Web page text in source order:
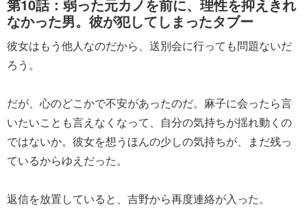
第10話：弱った元カノを前に、理性を抑えきれ
なかった男。彼が犯してしまったタブー
彼女はもう他人なのだから、送別会に行っても問題ないだ
ろう。
だが、心のどこかで不安があったのだ。麻子に会ったら言
いたいことも言えなくなって、自分の気持ちが揺れ動くの
ではないか。彼女を想うほんの少しの気持ちが、まだ残っ
ているからゆえだった。
返信を放置していると、吉野から再度連絡が入った。